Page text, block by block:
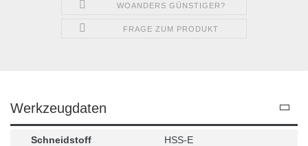
WOANDERS GÜNSTIGER?
FRAGE ZUM PRODUKT
Werkzeugdaten
Schneidstoff
HSS-E